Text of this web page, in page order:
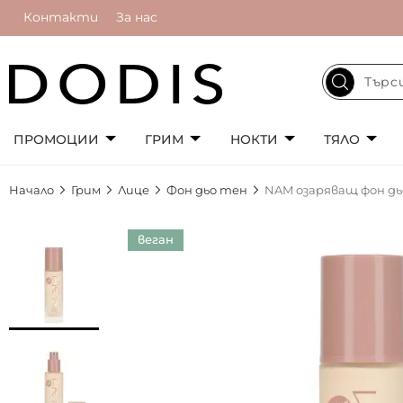
Контакти За нас
ПРОМОЦИИ ГРИМ НОКТИ ТЯЛО
Начало Грим Лице Фон дьо тен NAM озаряващ фон
веган
галерията
изображенията